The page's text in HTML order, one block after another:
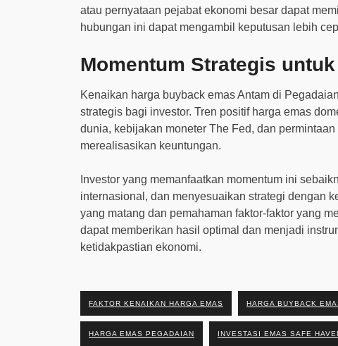
atau pernyataan pejabat ekonomi besar dapat
hubungan ini dapat mengambil keputusan lebih
Momentum Strategis
Kenaikan harga buyback emas Antam di
strategis bagi investor. Tren positif harga emas
dunia, kebijakan moneter The Fed, dan
merealisasikan keuntungan.
Investor yang memanfaatkan momentum ini
internasional, dan menyesuaikan strategi dengan
yang matang dan pemahaman faktor-faktor yang
dapat memberikan hasil optimal dan menjadi
ketidakpastian ekonomi.
FAKTOR KENAIKAN HARGA EMAS HARGA BUYBACK
HARGA EMAS PEGADAIAN INVESTASI EMAS SAFE